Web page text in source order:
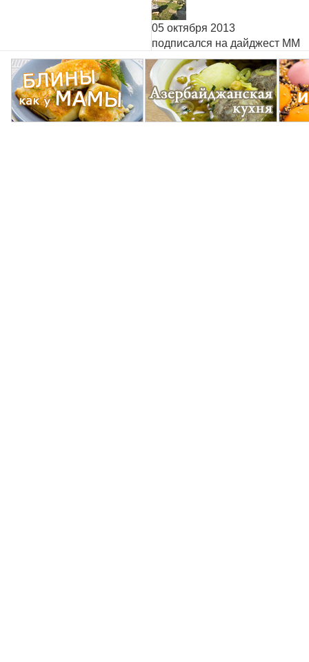
05 октября 2013
подписался на дайджест ММ